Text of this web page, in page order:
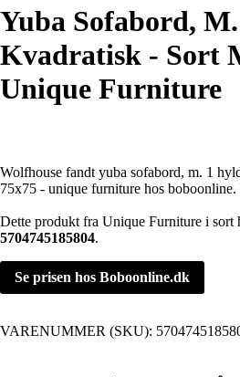
Yuba Sofabord,
Kvadratisk - Sort
Unique Furniture
Wolfhouse fandt yuba sofabord, m. 1
75x75 - unique furniture hos
Dette produkt fra Unique Furniture i sort
5704745185804.
Se prisen hos Boboonline.dk
VARENUMMER (SKU):